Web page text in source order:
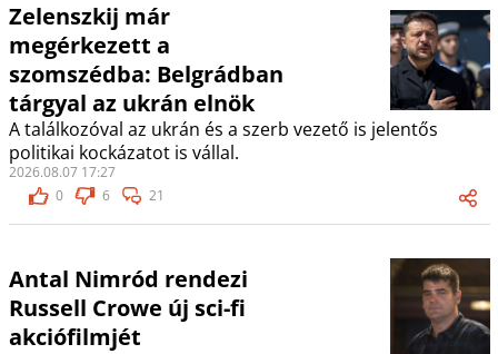
Zelenszkij már
megérkezett a
szomszédba: Belgrádban
tárgyal az ukrán elnök
A találkozóval az ukrán és a szerb vezető is jelentős
politikai kockázatot is vállal.
2026.08.07 17:27
0
6 21
Antal Nimród rendezi
Russell Crowe új sci-fi
akciófilmjét